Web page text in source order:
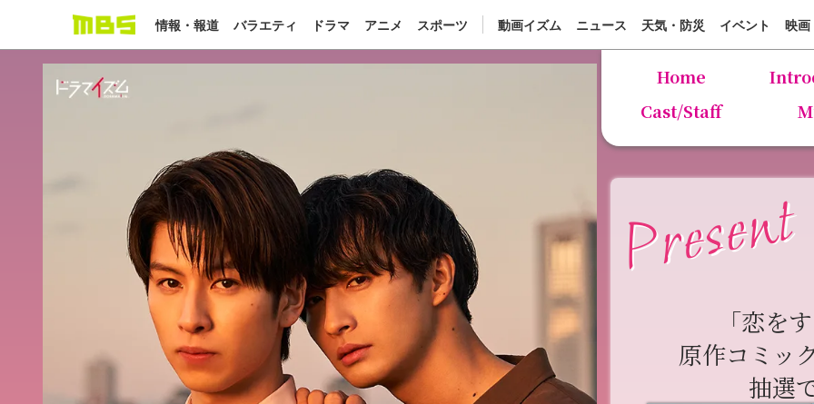
情報・報道 バラエティ ドラマ アニメ スポーツ 動画イズム ニュース 天気・防災 イベント 映画
Home
Cast/Staff
Present
「恋を
原作コミッ
抽選